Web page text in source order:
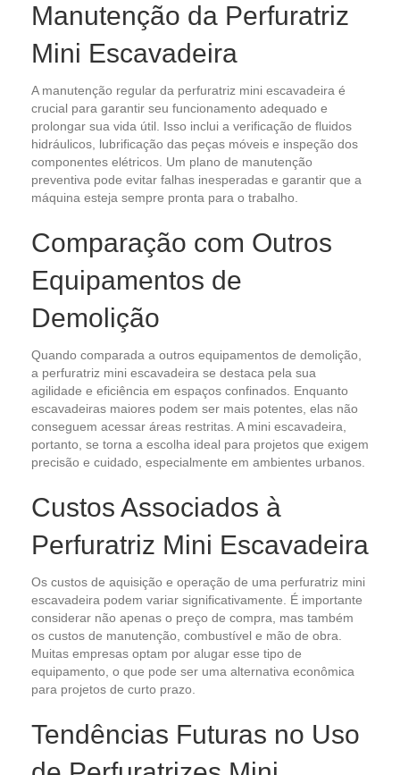
Manutenção da Perfuratriz
Mini Escavadeira
A manutenção regular da perfuratriz mini escavadeira é
crucial para garantir seu funcionamento adequado e
prolongar sua vida útil. Isso inclui a verificação de fluidos
hidráulicos, lubrificação das peças móveis e inspeção dos
componentes elétricos. Um plano de manutenção
preventiva pode evitar falhas inesperadas e garantir que a
máquina esteja sempre pronta para o trabalho.
Comparação com Outros
Equipamentos de
Demolição
Quando comparada a outros equipamentos de demolição,
a perfuratriz mini escavadeira se destaca pela sua
agilidade e eficiência em espaços confinados. Enquanto
escavadeiras maiores podem ser mais potentes, elas não
conseguem acessar áreas restritas. A mini escavadeira,
portanto, se torna a escolha ideal para projetos que exigem
precisão e cuidado, especialmente em ambientes urbanos.
Custos Associados à
Perfuratriz Mini Escavadeira
Os custos de aquisição e operação de uma perfuratriz mini
escavadeira podem variar significativamente. É importante
considerar não apenas o preço de compra, mas também
os custos de manutenção, combustível e mão de obra.
Muitas empresas optam por alugar esse tipo de
equipamento, o que pode ser uma alternativa econômica
para projetos de curto prazo.
Tendências Futuras no Uso